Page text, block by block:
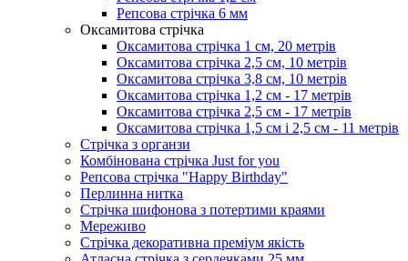
Репсова стрічка 6 мм
Оксамитова стрічка
Оксамитова стрічка 1 см, 20 метрів
Оксамитова стрічка 2,5 см, 10 метрів
Оксамитова стрічка 3,8 см, 10 метрів
Оксамитова стрічка 1,2 см - 17 метрів
Оксамитова стрічка 2,5 см - 17 метрів
Оксамитова стрічка 1,5 см і 2,5 см - 11 метрів
Стрічка з органзи
Комбінована стрічка Just for you
Репсова стрічка "Happy Birthday"
Перлинна нитка
Стрічка шифонова з потертими краями
Мереживо
Стрічка декоративна преміум якість